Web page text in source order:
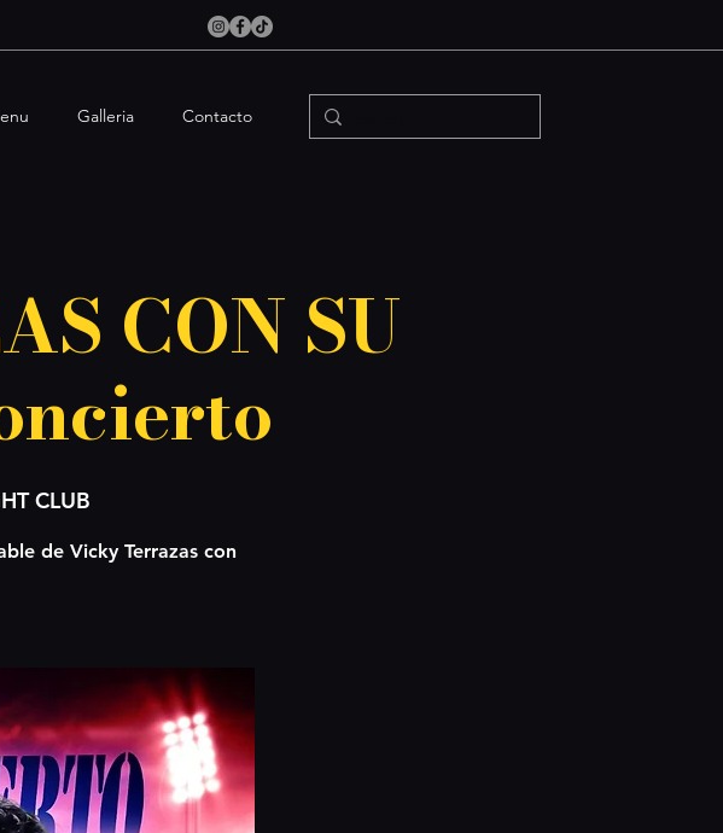
Galleria Contacto
CON SU
CLUB
de Vicky Terrazas con